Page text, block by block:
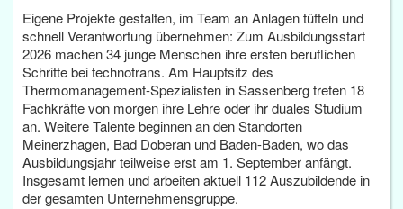
Eigene Projekte gestalten, im Team an Anlagen tüfteln und
schnell Verantwortung übernehmen: Zum Ausbildungsstart
2026 machen 34 junge Menschen ihre ersten beruflichen
Schritte bei technotrans. Am Hauptsitz des
Thermomanagement-Spezialisten in Sassenberg treten 18
Fachkräfte von morgen ihre Lehre oder ihr duales Studium
an. Weitere Talente beginnen an den Standorten
Meinerzhagen, Bad Doberan und Baden-Baden, wo das
Ausbildungsjahr teilweise erst am 1. September anfängt.
Insgesamt lernen und arbeiten aktuell 112 Auszubildende in
der gesamten Unternehmensgruppe.